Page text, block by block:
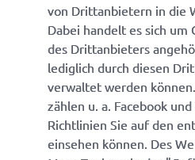
von Drittanbietern in die
Dabei handelt es sich um
des Drittanbieters
lediglich durch diesen
verwaltet werden
zählen u. a. Facebook
Richtlinien Sie auf den
einsehen können. Des